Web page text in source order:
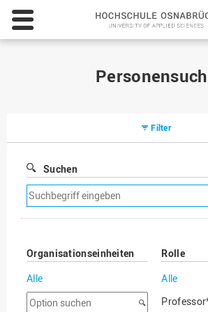
Filter
Suchen
Suchfilter
entfernen
Organisationseinheiten
Alle
Option
Rolle
Alle